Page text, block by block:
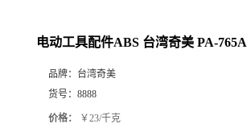
电动工具配件ABS 台湾奇美 PA-
品牌： 台湾奇美
货号： 8888
价格： ￥23/千克